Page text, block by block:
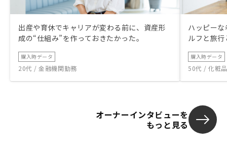
出産や育休でキャリアが変わる前に、資産形
成の“仕組み”を作っておきたかった。
購入時データ
20代 / 金融機関勤務
ハッピー
ルフと旅
購入時データ
50代 / 化粧
オーナーインタビューを
もっと見る